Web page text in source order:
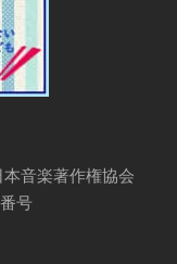
音楽著作権協会
号